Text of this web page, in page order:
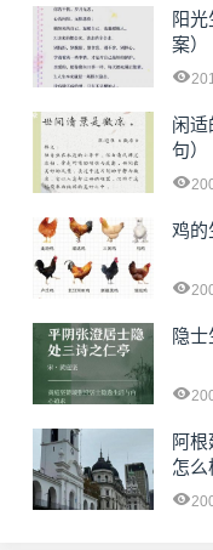
阳
案）
闲
句）
鸡的
隐
阿
怎么